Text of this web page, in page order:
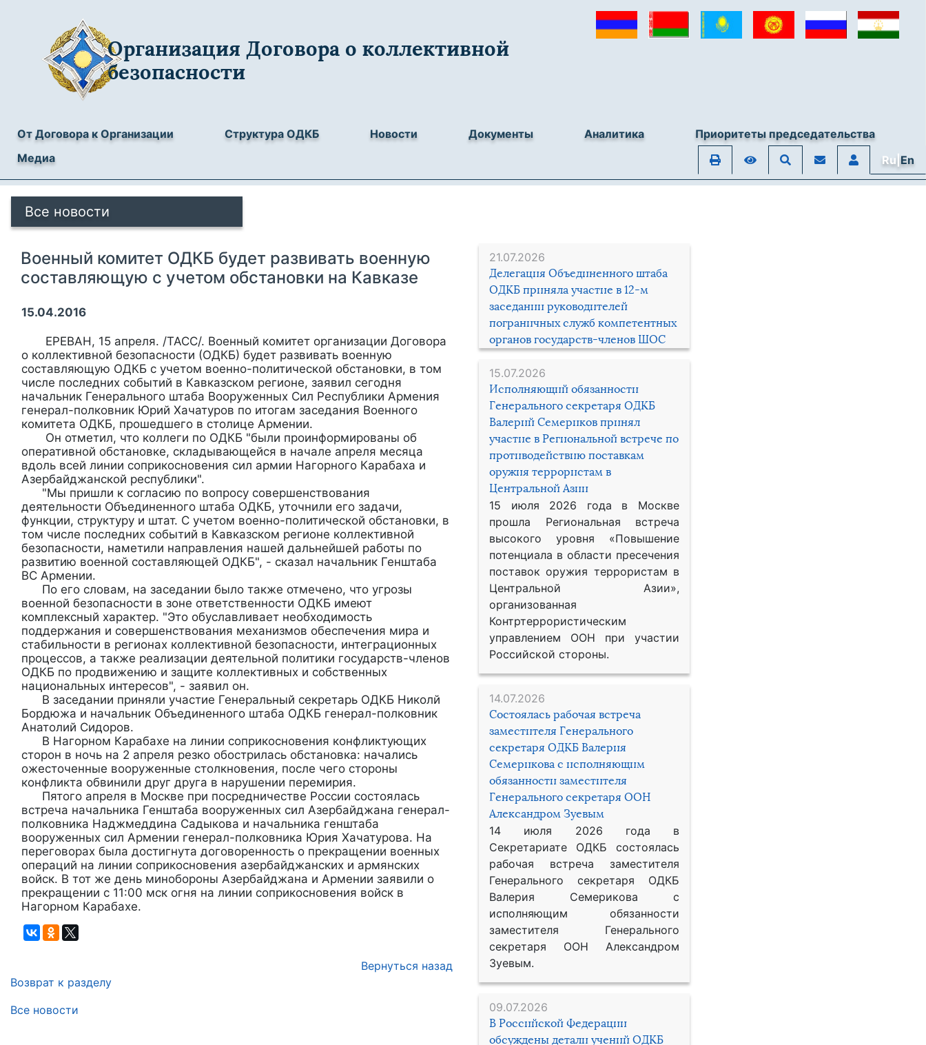
Организация Договора о коллективной
безопасности
От Договора к Организации Структура ОДКБ Новости Документы Аналитика
Приоритеты председательства
Медиа
Ru|En
Все новости
21.07.2026
Делегация Объединенного штаба
ОДКБ приняла участие в 12-м
заседании руководителей
пограничных служб компетентных
органов государств-членов ШОС
15.07.2026
Исполняющий обязанности
Генерального секретаря ОДКБ
Валерий Семериков принял
участие в Региональной встрече по
противодействию поставкам
оружия террористам в
Центральной Азии
15 июля 2026 года в Москве
прошла Региональная встреча
высокого уровня «Повышение
потенциала в области пресечения
поставок оружия террористам в
Центральной Азии»,
организованная
Контртеррористическим
управлением ООН при участии
Российской стороны.
14.07.2026
Состоялась рабочая встреча
заместителя Генерального
секретаря ОДКБ Валерия
Семерикова с исполняющим
обязанности заместителя
Генерального секретаря ООН
Александром Зуевым
14 июля 2026 года в
Секретариате ОДКБ состоялась
рабочая встреча заместителя
Генерального секретаря ОДКБ
Валерия Семерикова с
исполняющим обязанности
заместителя Генерального
секретаря ООН Александром
Зуевым.
09.07.2026
В Российской Федерации
обсуждены детали учений ОДКБ
Военный комитет ОДКБ будет развивать военную
составляющую с учетом обстановки на Кавказе
15.04.2016
ЕРЕВАН, 15 апреля. /ТАСС/. Военный комитет организации Договора
о коллективной безопасности (ОДКБ) будет развивать военную
составляющую ОДКБ с учетом военно-политической обстановки, в том
числе последних событий в Кавказском регионе, заявил сегодня
начальник Генерального штаба Вооруженных Сил Республики Армения
генерал-полковник Юрий Хачатуров по итогам заседания Военного
комитета ОДКБ, прошедшего в столице Армении.
Он отметил, что коллеги по ОДКБ "были проинформированы об
оперативной обстановке, складывающейся в начале апреля месяца
вдоль всей линии соприкосновения сил армии Нагорного Карабаха и
Азербайджанской республики".
"Мы пришли к согласию по вопросу совершенствования
деятельности Объединенного штаба ОДКБ, уточнили его задачи,
функции, структуру и штат. С учетом военно-политической обстановки, в
том числе последних событий в Кавказском регионе коллективной
безопасности, наметили направления нашей дальнейшей работы по
развитию военной составляющей ОДКБ", - сказал начальник Генштаба
ВС Армении.
По его словам, на заседании было также отмечено, что угрозы
военной безопасности в зоне ответственности ОДКБ имеют
комплексный характер. "Это обуславливает необходимость
поддержания и совершенствования механизмов обеспечения мира и
стабильности в регионах коллективной безопасности, интеграционных
процессов, а также реализации деятельной политики государств-членов
ОДКБ по продвижению и защите коллективных и собственных
национальных интересов", - заявил он.
В заседании приняли участие Генеральный секретарь ОДКБ Николй
Бордюжа и начальник Объединенного штаба ОДКБ генерал-полковник
Анатолий Сидоров.
В Нагорном Карабахе на линии соприкосновения конфликтующих
сторон в ночь на 2 апреля резко обострилась обстановка: начались
ожесточенные вооруженные столкновения, после чего стороны
конфликта обвинили друг друга в нарушении перемирия.
Пятого апреля в Москве при посредничестве России состоялась
встреча начальника Генштаба вооруженных сил Азербайджана генерал-
полковника Наджмеддина Садыкова и начальника генштаба
вооруженных сил Армении генерал-полковника Юрия Хачатурова. На
переговорах была достигнута договоренность о прекращении военных
операций на линии соприкосновения азербайджанских и армянских
войск. В тот же день минобороны Азербайджана и Армении заявили о
прекращении с 11:00 мск огня на линии соприкосновения войск в
Нагорном Карабахе.
Вернуться назад
Возврат к разделу
Все новости